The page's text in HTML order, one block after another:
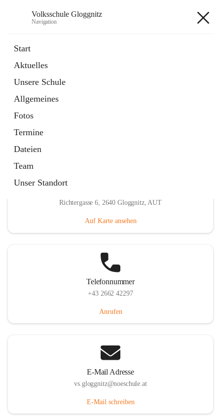
Volksschule Gloggnitz
Navigation
Start
Aktuelles
Unsere Schule
Allgemeines
Fotos
Termine
Dateien
Team
Unser Standort
Seite
in
Tab
Elternverein
öffnet
in
neuem
Tab
Richtergasse 6, 2640 Gloggnitz, AUT
Auf Karte ansehen
Telefonnummer
+43 2662 42297
Anrufen
E-Mail Adresse
vs.gloggnitz@noeschule.at
E-Mail schreiben